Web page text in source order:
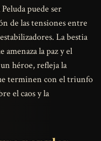
puede ser
de las tensiones entre
La bestia
la paz y el
héroe, refleja la
terminen con el triunfo
el caos y la